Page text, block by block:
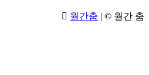
월간춤 | © 월간 춤